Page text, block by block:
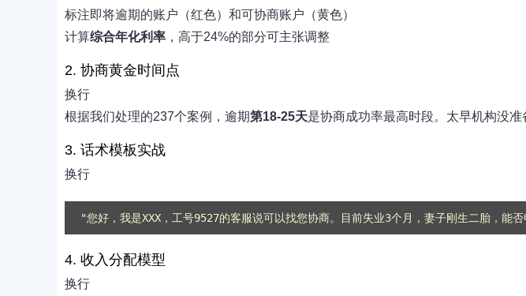
标注即将逾期的账户（红色）和可协商账户（黄色）
计算综合年化利率 ，高于24%的部分可主张调整
2. 协商黄金时间点
换行
根据我们处理的237个案例，逾期第18-25天是协商成功率最高时段。太早机构没准
3. 话术模板实战
换行
"您好，我是XXX，工号9527的客服说可以找您协商。目前失业3个月，妻子刚生二胎，能否
4. 收入分配模型
换行